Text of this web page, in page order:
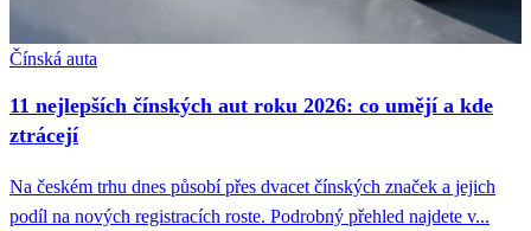
Čínská auta
11 nejlepších čínských aut roku 2026: co umějí a kde
ztrácejí
Na českém trhu dnes působí přes dvacet čínských značek a jejich
podíl na nových registracích roste. Podrobný přehled najdete v...